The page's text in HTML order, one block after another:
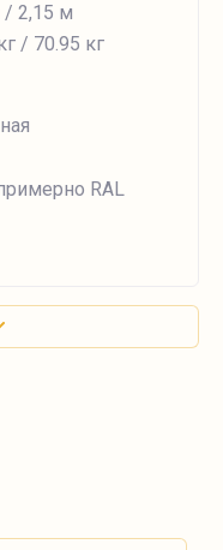
/ 2,15 м
/ 70.95 кг
RAL